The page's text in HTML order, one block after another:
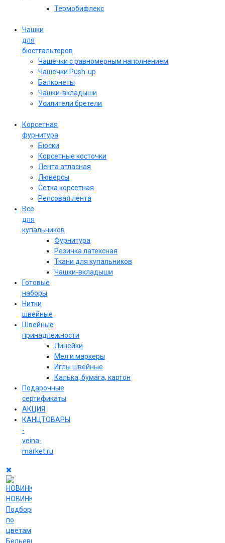
Термобифлекс
Чашки
для
бюстгальтеров
Чашечки с равномерным наполнением
Чашечки Push-up
Балконеты
Чашки-вкладыши
Усилители бретели
Корсетная
фурнитура
Бюски
Корсетные косточки
Лента атласная
Люверсы
Сетка корсетная
Репсовая лента
Всё
для
купальников
Фурнитура
Резинка латексная
Ткани для купальников
Чашки-вкладыши
Готовые
наборы
Нитки
швейные
Швейные
принадлежности
Линейки
Мел и маркеры
Иглы швейные
Калька, бумага, картон
Подарочные
сертификаты
АКЦИЯ
КАНЦТОВАРЫ
-
veina-
market.ru
НОВИНКИ
Подборки
по
цветам
Бельевые